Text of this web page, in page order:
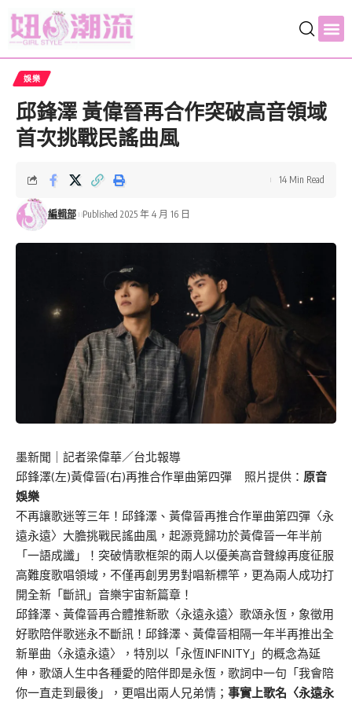
娛樂
邱鋒澤 黃偉晉再合作突破高音領域
首次挑戰民謠曲風
編輯部 Published 2025 年 4 月 16 日
14 Min Read
墨新聞 ｜記者梁偉華／台北報導
邱鋒澤(左)黃偉晉(右)再推合作單曲第四彈 照片提供： 原音
娛樂
不再讓歌迷等三年！邱鋒澤、黃偉晉再推合作單曲第四彈〈永
遠永遠〉大膽挑戰民謠曲風，起源竟歸功於黃偉晉一年半前
「一語成讖」！突破情歌框架的兩人以優美高音聲線再度征服
高難度歌唱領域，不僅再創男男對唱新標竿，更為兩人成功打
開全新「斷訊」音樂宇宙新篇章！
邱鋒澤、黃偉晉再合體推新歌〈永遠永遠〉歌頌永恆，象徵用
好歌陪伴歌迷永不斷訊！邱鋒澤、黃偉晉相隔一年半再推出全
新單曲〈永遠永遠〉，特別以「永恆INFINITY」的概念為延
伸，歌頌人生中各種愛的陪伴即是永恆，歌詞中一句「我會陪
你一直走到最後」，更唱出兩人兄弟情； 事實上歌名〈永遠永